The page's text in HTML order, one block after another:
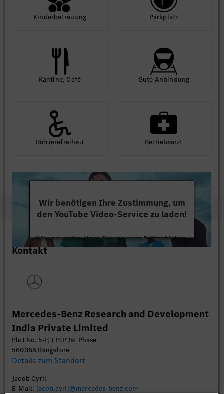
Kinder­betreuung Park­platz
Kantine, Café Gute An­bindung
Barriere­frei­heit Betriebs­arzt
Wir benötigen Ihre Zustimmung, um
den YouTube Video-Service zu laden!
Wir verwenden einen Service eines Drittanbieters,
um Videoinhalte einzubetten. Dieser Service kann
Akzeptieren
Kontakt
Mercedes-Benz Research and Development
India Private Limited
Plot No. 5-P, EPIP 1st Phase
560066 Bangalore
Details zum Standort
Jacob Cyril
E-Mail: jacob.cyril@mercedes-benz.com